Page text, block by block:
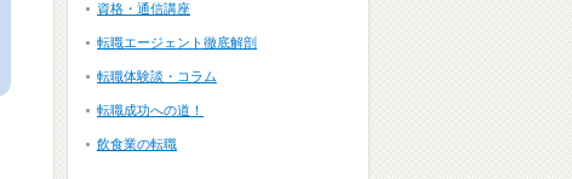
資格・通信講座
転職エージェント徹底解剖
転職体験談・コラム
転職成功への道！
飲食業の転職